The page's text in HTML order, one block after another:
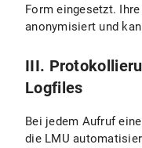
Form eingesetzt.
anonymisiert und
III.
Logfiles
Bei jedem Aufruf
die LMU